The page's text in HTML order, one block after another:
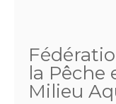
la Pêche
Milieu